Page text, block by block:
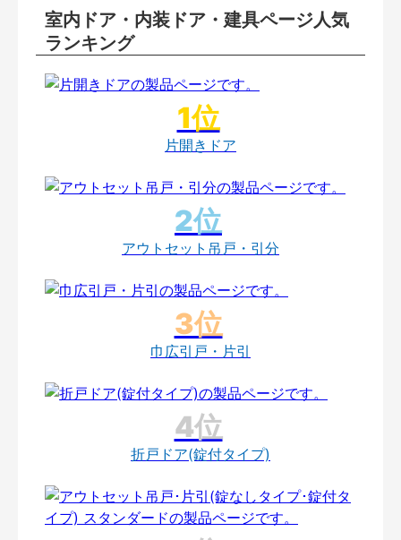
室内ドア・内装ドア・建具ページ人気
ランキング
片開きドア
アウトセット吊戸・引分
巾広引戸・片引
折戸ドア(錠付タイプ)